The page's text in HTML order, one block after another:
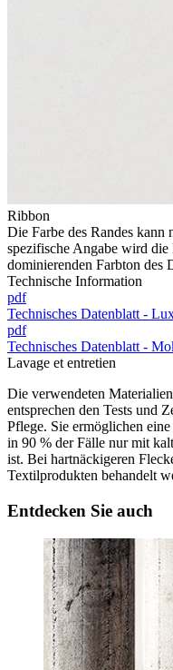
Ribbon
Die Farbe des Randes kann
spezifische Angabe wird die
dominierenden Farbton des
Technische Information
pdf
Technisches Datenblatt -
pdf
Technisches Datenblatt -
Lavage et entretien
Die verwendeten
entsprechen den Tests und
Pflege. Sie ermöglichen
in 90 % der Fälle nur mit
ist. Bei hartnäckigeren
Textilprodukten behandelt
Entdecken Sie auch